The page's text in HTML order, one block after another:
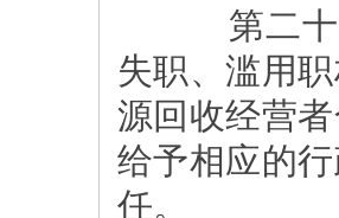
第二十
失职、滥用
源回收经营
给予相应的
任。